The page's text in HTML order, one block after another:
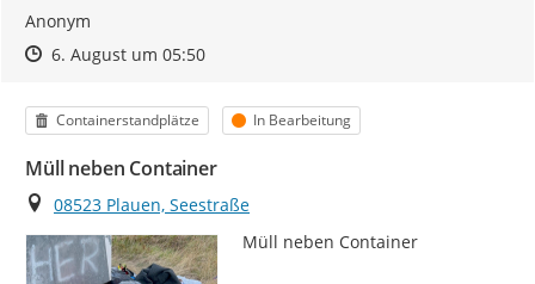
Anonym
Zeitpunkt des Erstellens
Zeitpunkt des Erstellens
6. August um 05:50Zur Äußerung
Kategorie
Containerstandplätze Status
In Bearbeitung
Müll neben Container
Ort
08523 Plauen, Seestraße
Müll neben Container